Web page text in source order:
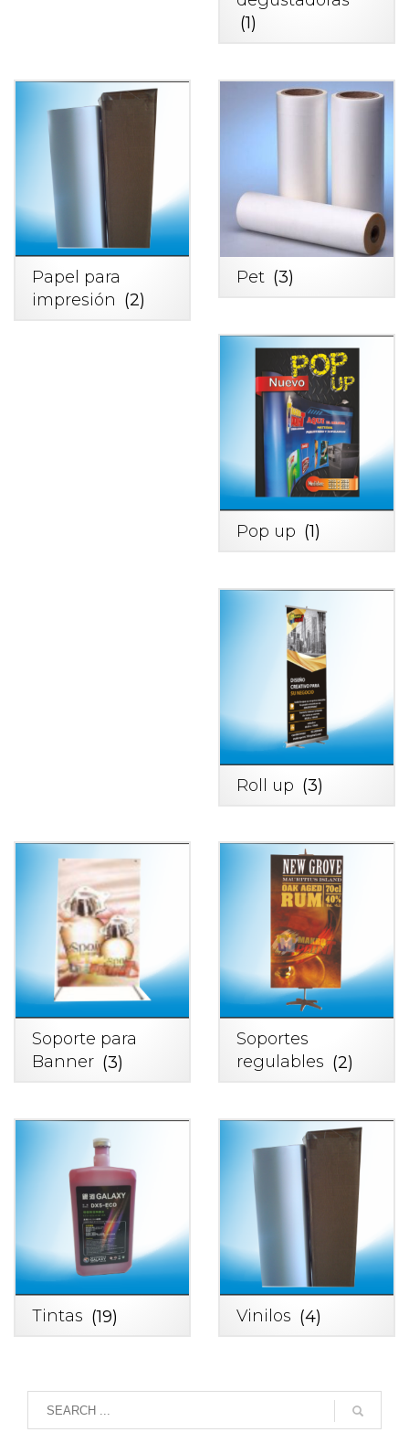
(1)
Papel para
impresión (2)
Pet (3)
Pop up (1)
Roll up (3)
Soporte para
Banner (3)
Soportes
regulables (2)
Tintas (19) Vinilos (4)